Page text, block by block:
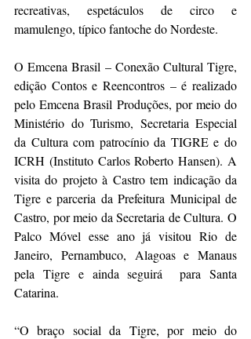
recreativas, espetáculos de circo e
mamulengo, típico fantoche do Nordeste.
O Emcena Brasil – Conexão Cultural Tigre,
edição Contos e Reencontros – é realizado
pelo Emcena Brasil Produções, por meio do
Ministério do Turismo, Secretaria Especial
da Cultura com patrocínio da TIGRE e do
ICRH (Instituto Carlos Roberto Hansen). A
visita do projeto à Castro tem indicação da
Tigre e parceria da Prefeitura Municipal de
Castro, por meio da Secretaria de Cultura. O
Palco Móvel esse ano já visitou Rio de
Janeiro, Pernambuco, Alagoas e Manaus
pela Tigre e ainda seguirá  para Santa
Catarina.
“O braço social da Tigre, por meio do